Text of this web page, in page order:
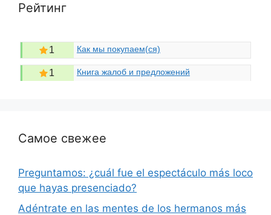
Рейтинг
1 Как мы покупаем(ся)
1 Книга жалоб и предложений
Самое свежее
Preguntamos: ¿cuál fue el espectáculo más loco
que hayas presenciado?
Adéntrate en las mentes de los hermanos más